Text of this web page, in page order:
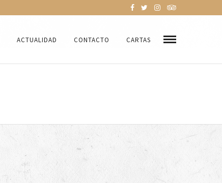
ACTUALIDAD CONTACTO CARTAS